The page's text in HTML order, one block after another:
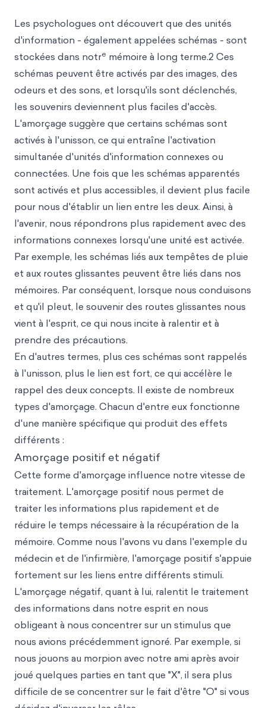
Les psychologues ont découvert que des unités
d'information - également appelées schémas - sont
stockées dans notre mémoire à long terme.2 Ces
schémas peuvent être activés par des images, des
odeurs et des sons, et lorsqu'ils sont déclenchés,
les souvenirs deviennent plus faciles d'accès.
L'amorçage suggère que certains schémas sont
activés à l'unisson, ce qui entraîne l'activation
simultanée d'unités d'information connexes ou
connectées. Une fois que les schémas apparentés
sont activés et plus accessibles, il devient plus facile
pour nous d'établir un lien entre les deux. Ainsi, à
l'avenir, nous répondrons plus rapidement avec des
informations connexes lorsqu'une unité est activée.
Par exemple, les schémas liés aux tempêtes de pluie
et aux routes glissantes peuvent être liés dans nos
mémoires. Par conséquent, lorsque nous conduisons
et qu'il pleut, le souvenir des routes glissantes nous
vient à l'esprit, ce qui nous incite à ralentir et à
prendre des précautions.
En d'autres termes, plus ces schémas sont rappelés
à l'unisson, plus le lien est fort, ce qui accélère le
rappel des deux concepts. Il existe de nombreux
types d'amorçage. Chacun d'entre eux fonctionne
d'une manière spécifique qui produit des effets
différents :
Amorçage positif et négatif
Cette forme d'amorçage influence notre vitesse de
traitement. L'amorçage positif nous permet de
traiter les informations plus rapidement et de
réduire le temps nécessaire à la récupération de la
mémoire. Comme nous l'avons vu dans l'exemple du
médecin et de l'infirmière, l'amorçage positif s'appuie
fortement sur les liens entre différents stimuli.
L'amorçage négatif, quant à lui, ralentit le traitement
des informations dans notre esprit en nous
obligeant à nous concentrer sur un stimulus que
nous avions précédemment ignoré. Par exemple, si
nous jouons au morpion avec notre ami après avoir
joué quelques parties en tant que "X", il sera plus
difficile de se concentrer sur le fait d'être "O" si vous